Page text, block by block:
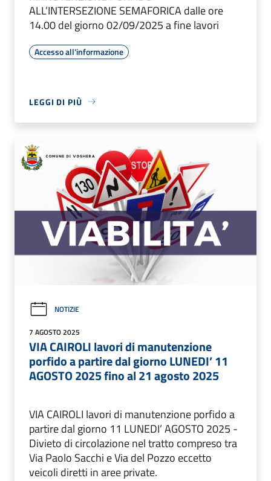
ALL’INTERSEZIONE SEMAFORICA dalle ore
14.00 del giorno 02/09/2025 a fine lavori
Accesso all'informazione
LEGGI DI PIÙ
NOTIZIE
7 AGOSTO 2025
VIA CAIROLI lavori di manutenzione
porfido a partire dal giorno LUNEDI’ 11
AGOSTO 2025 fino al 21 agosto 2025
VIA CAIROLI lavori di manutenzione porfido a
partire dal giorno 11 LUNEDI’ AGOSTO 2025 -
Divieto di circolazione nel tratto compreso tra
Via Paolo Sacchi e Via del Pozzo eccetto
veicoli diretti in aree private.